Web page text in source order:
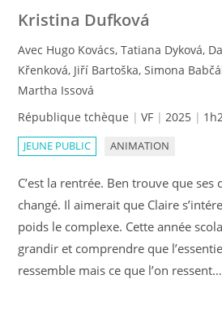
Kristina Dufková
Avec Hugo Kovács, Tatiana Dyková,
Křenková, Jiří Bartoška, Simona
Martha Issová
République tchèque
VF 2025
JEUNE PUBLIC ANIMATION
C’est la rentrée. Ben trouve que ses
changé. Il aimerait que Claire
poids le complexe. Cette année
grandir et comprendre que
ressemble mais ce que l’on ressent…